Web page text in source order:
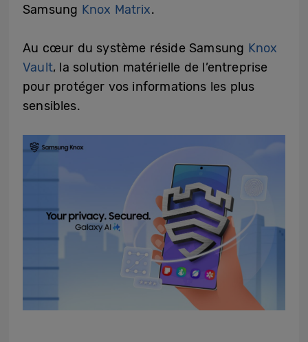
Samsung Knox Matrix.
Au cœur du système réside Samsung Knox
Vault, la solution matérielle de l’entreprise
pour protéger vos informations les plus
sensibles.